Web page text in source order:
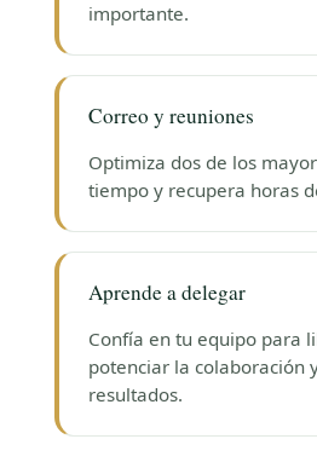
importante.
Correo y reuniones
Optimiza dos de los
tiempo y recupera horas
Aprende a delegar
Confía en tu equipo para
potenciar la colaboración
resultados.